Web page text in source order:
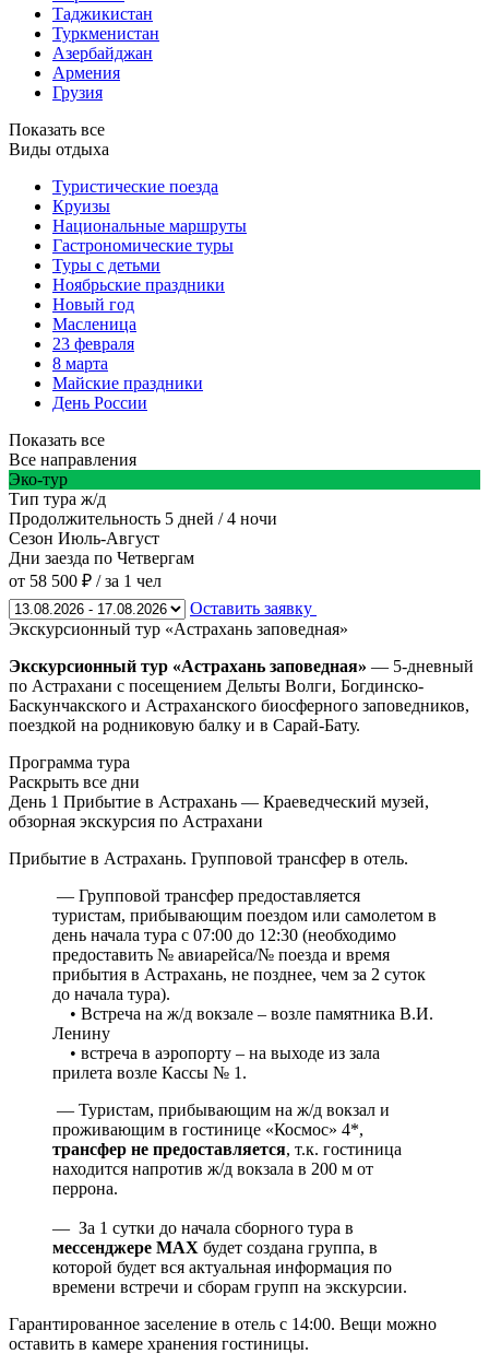
Таджикистан
Туркменистан
Азербайджан
Армения
Грузия
Показать все
Виды отдыха
Туристические поезда
Круизы
Национальные маршруты
Гастрономические туры
Туры с детьми
Ноябрьские праздники
Новый год
Масленица
23 февраля
8 марта
Майские праздники
День России
Показать все
Все направления
Эко-тур
Тип тура ж/д
Продолжительность 5 дней / 4 ночи
Сезон Июль-Август
Дни заезда по Четвергам
от 58 500 ₽ / за 1 чел
Оставить заявку
Экскурсионный тур «Астрахань заповедная»
Экскурсионный тур «Астрахань заповедная» — 5-дневный
по Астрахани с посещением Дельты Волги, Богдинско-
Баскунчакского и Астраханского биосферного заповедников,
поездкой на родниковую балку и в Сарай-Бату.
Программа тура
Раскрыть все дни
День 1 Прибытие в Астрахань — Краеведческий музей,
обзорная экскурсия по Астрахани
Прибытие в Астрахань. Групповой трансфер в отель.
— Групповой трансфер предоставляется
туристам, прибывающим поездом или самолетом в
день начала тура с 07:00 до 12:30 (необходимо
предоставить № авиарейса/№ поезда и время
прибытия в Астрахань, не позднее, чем за 2 суток
до начала тура).
• Встреча на ж/д вокзале – возле памятника В.И.
Ленину
• встреча в аэропорту – на выходе из зала
прилета возле Кассы № 1.
— Туристам, прибывающим на ж/д вокзал и
проживающим в гостинице «Космос» 4*,
трансфер не предоставляется, т.к. гостиница
находится напротив ж/д вокзала в 200 м от
перрона.
— За 1 сутки до начала сборного тура в
мессенджере MAX будет создана группа, в
которой будет вся актуальная информация по
времени встречи и сборам групп на экскурсии.
Гарантированное заселение в отель с 14:00. Вещи можно
оставить в камере хранения гостиницы.